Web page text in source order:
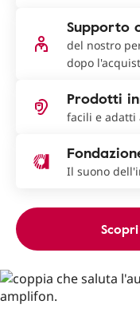
Supporto
del nostro
dopo
Prodotti
facili e adatti
Il suono